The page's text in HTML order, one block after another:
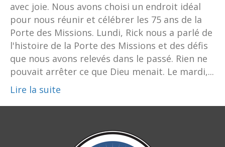
avec joie. Nous avons choisi un endroit idéal
pour nous réunir et célébrer les 75 ans de la
Porte des Missions. Lundi, Rick nous a parlé de
l'histoire de la Porte des Missions et des défis
que nous avons relevés dans le passé. Rien ne
pouvait arrêter ce que Dieu menait. Le mardi,...
Lire la suite